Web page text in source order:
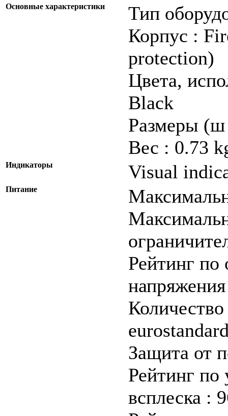
Основные характеристики
Тип
Корпус :
protection)
Цвета,
Black
Размеры (ш
Вес : 0.73
Индикаторы Visual
Питание
Рейтинг по
Защита от
Рейтинг
всплеска :